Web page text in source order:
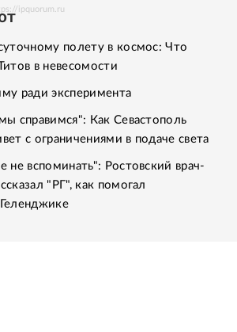
ipquorum.ru
полету в космос: Что
в невесомости
ради эксперимента
справимся": Как Севастополь
с ограничениями в подаче света
не вспоминать": Ростовский врач-
"РГ", как помогал